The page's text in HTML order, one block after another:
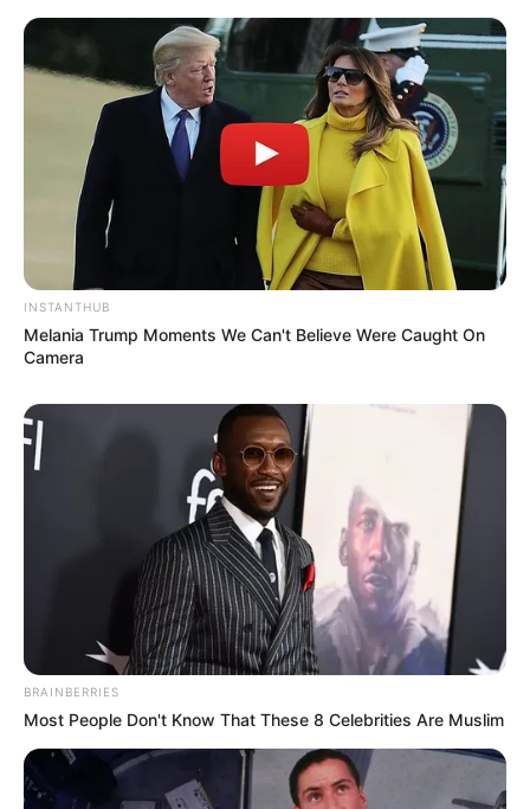
INSTANTHUB
Melania Trump Moments We Can't Believe Were Caught On
Camera
BRAINBERRIES
Most People Don't Know That These 8 Celebrities Are Muslim